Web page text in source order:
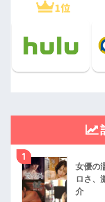
1
女優の
ロさ、
介